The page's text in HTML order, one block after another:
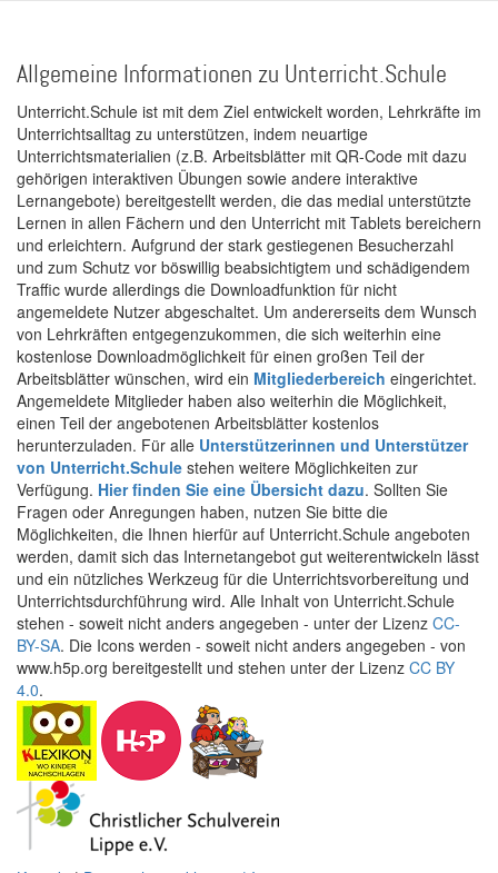
Allgemeine Informationen zu Unterricht.Schule
Unterricht.Schule ist mit dem Ziel entwickelt worden, Lehrkräfte im
Unterrichtsalltag zu unterstützen, indem neuartige
Unterrichtsmaterialien (z.B. Arbeitsblätter mit QR-Code mit dazu
gehörigen interaktiven Übungen sowie andere interaktive
Lernangebote) bereitgestellt werden, die das medial unterstützte
Lernen in allen Fächern und den Unterricht mit Tablets bereichern
und erleichtern. Aufgrund der stark gestiegenen Besucherzahl
und zum Schutz vor böswillig beabsichtigtem und schädigendem
Traffic wurde allerdings die Downloadfunktion für nicht
angemeldete Nutzer abgeschaltet. Um andererseits dem Wunsch
von Lehrkräften entgegenzukommen, die sich weiterhin eine
kostenlose Downloadmöglichkeit für einen großen Teil der
Arbeitsblätter wünschen, wird ein Mitgliederbereich eingerichtet.
Angemeldete Mitglieder haben also weiterhin die Möglichkeit,
einen Teil der angebotenen Arbeitsblätter kostenlos
herunterzuladen. Für alle Unterstützerinnen und Unterstützer
von Unterricht.Schule stehen weitere Möglichkeiten zur
Verfügung. Hier finden Sie eine Übersicht dazu. Sollten Sie
Fragen oder Anregungen haben, nutzen Sie bitte die
Möglichkeiten, die Ihnen hierfür auf Unterricht.Schule angeboten
werden, damit sich das Internetangebot gut weiterentwickeln lässt
und ein nützliches Werkzeug für die Unterrichtsvorbereitung und
Unterrichtsdurchführung wird. Alle Inhalt von Unterricht.Schule
stehen - soweit nicht anders angegeben - unter der Lizenz CC-
BY-SA. Die Icons werden - soweit nicht anders angegeben - von
www.h5p.org bereitgestellt und stehen unter der Lizenz CC BY
4.0.